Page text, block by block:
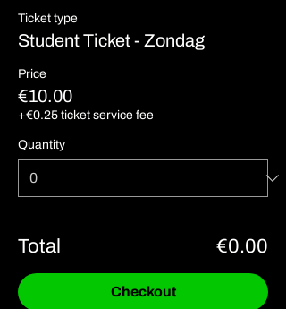
Ticket type
Student Ticket - Zondag
Price
€10.00
+€0.25 ticket service fee
Quantity
Total €0.00
Checkout